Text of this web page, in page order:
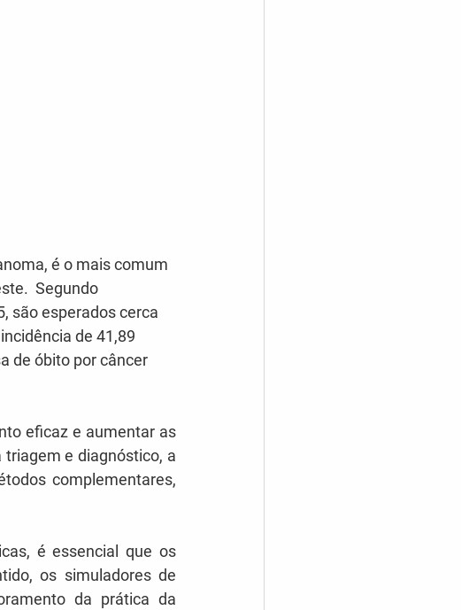
é o mais comum
Segundo
são esperados cerca
de 41,89
de óbito por câncer
eficaz e aumentar as
e diagnóstico, a
complementares,
é essencial que os
os simuladores de
da prática da